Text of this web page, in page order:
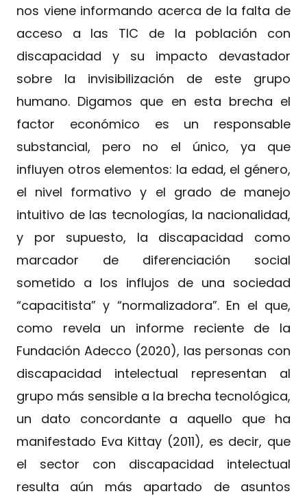
nos viene informando acerca de la falta de
acceso a las TIC de la población con
discapacidad y su impacto devastador
sobre la invisibilización de este grupo
humano. Digamos que en esta brecha el
factor económico es un responsable
substancial, pero no el único, ya que
influyen otros elementos: la edad, el género,
el nivel formativo y el grado de manejo
intuitivo de las tecnologías, la nacionalidad,
y por supuesto, la discapacidad como
marcador de diferenciación social
sometido a los influjos de una sociedad
“capacitista” y “normalizadora”. En el que,
como revela un informe reciente de la
Fundación Adecco (2020), las personas con
discapacidad intelectual representan al
grupo más sensible a la brecha tecnológica,
un dato concordante a aquello que ha
manifestado Eva Kittay (2011), es decir, que
el sector con discapacidad intelectual
resulta aún más apartado de asuntos